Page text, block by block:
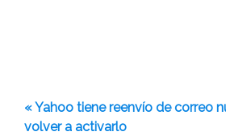
« Yahoo tiene reenvío de correo
volver a activarlo